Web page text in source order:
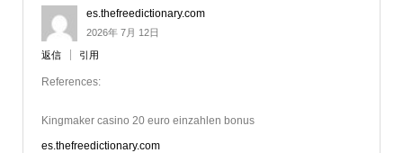
es.thefreedictionary.com
2026年 7月 12日
返信 引用
References:
Kingmaker casino 20 euro einzahlen bonus
es.thefreedictionary.com